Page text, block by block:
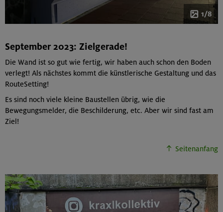
1/8
September 2023: Zielgerade!
Die Wand ist so gut wie fertig, wir haben auch schon den Boden
verlegt! Als nächstes kommt die künstlerische Gestaltung und das
RouteSetting!
Es sind noch viele kleine Baustellen übrig, wie die
Bewegungsmelder, die Beschilderung, etc. Aber wir sind fast am
Ziel!
Seitenanfang